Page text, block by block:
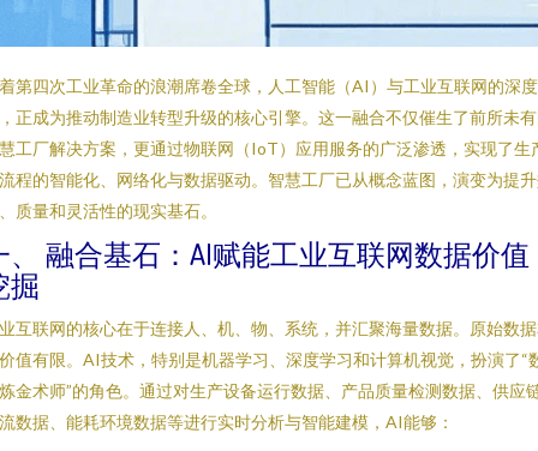
第四次工业革命的浪潮席卷全球，人工智能（AI）与工业互联网的深
正成为推动制造业转型升级的核心引擎。这一融合不仅催生了前所未
工厂解决方案，更通过物联网（IoT）应用服务的广泛渗透，实现了生
程的智能化、网络化与数据驱动。智慧工厂已从概念蓝图，演变为提
质量和灵活性的现实基石。
、 融合基石：AI赋能工业互联网数据价值
掘
互联网的核心在于连接人、机、物、系统，并汇聚海量数据。原始数
值有限。AI技术，特别是机器学习、深度学习和计算机视觉，扮演了“
金术师”的角色。通过对生产设备运行数据、产品质量检测数据、供应
数据、能耗环境数据等进行实时分析与智能建模，AI能够：